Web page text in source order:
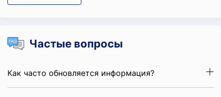
Частые вопросы
Как часто обновляется информация?